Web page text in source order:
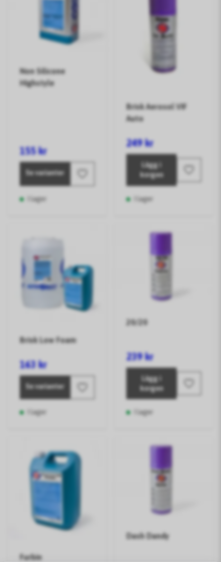
Non Silicone
Highstyle
155 kr
Se varianter
I lager
Brisk Aerosol VIF
Auto
249 kr
Lägg i
korgen
I lager
Brisk Low Foam
163 kr
Se varianter
I lager
20/20
239 kr
Lägg i
korgen
I lager
Furbin
Dash Dandy